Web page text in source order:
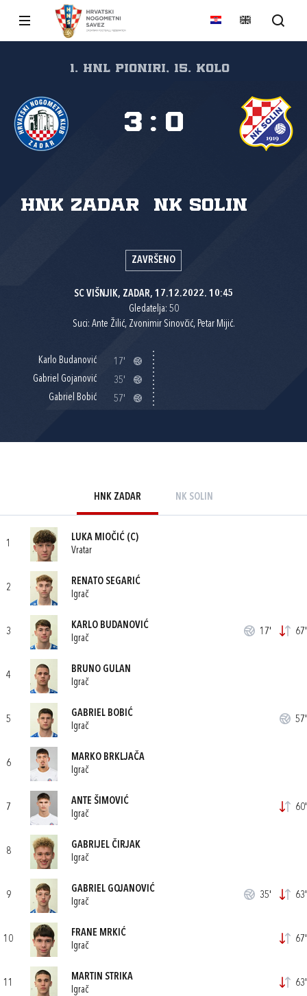
1. HNL Pioniri, 15. kolo
HNK Zadar NK Solin
3 : 0
ZAVRŠENO
SC VIŠNJIK, ZADAR, 17.12.2022. 10:45
Gledatelja: 50
Suci: Ante Žilić, Zvonimir Sinovčić, Petar Mijić.
Karlo Budanović
17'
Gabriel Gojanović
35'
Gabriel Bobić
57'
HNK ZADAR NK SOLIN
1
LUKA MIOČIĆ (C)
Vratar
2
RENATO SEGARIĆ
Igrač
3
KARLO BUDANOVIĆ
Igrač
17' 67'
4
BRUNO GULAN
Igrač
5
GABRIEL BOBIĆ
Igrač
57'
6
MARKO BRKLJAČA
Igrač
7
ANTE ŠIMOVIĆ
Igrač
60'
8
GABRIJEL ČIRJAK
Igrač
9
GABRIEL GOJANOVIĆ
Igrač
35' 63'
10
FRANE MRKIĆ
Igrač
67'
11
MARTIN STRIKA
Igrač
63'